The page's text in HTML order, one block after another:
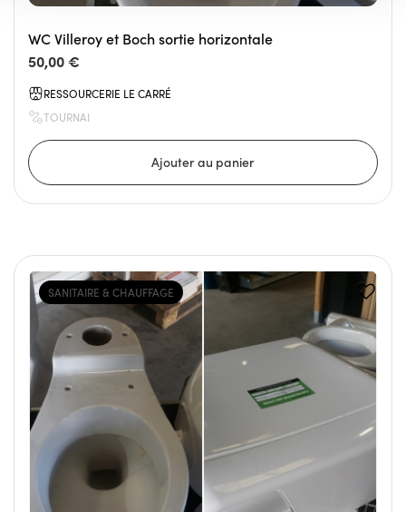
WC Villeroy et Boch sortie horizontale
50,00 €
RESSOURCERIE LE CARRÉ
TOURNAI
SANITAIRE & CHAUFFAGE